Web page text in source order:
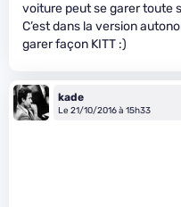
voiture peut se garer toute
C’est dans la version
garer façon KITT :)
kade
Le 21/10/2016 à 15h33